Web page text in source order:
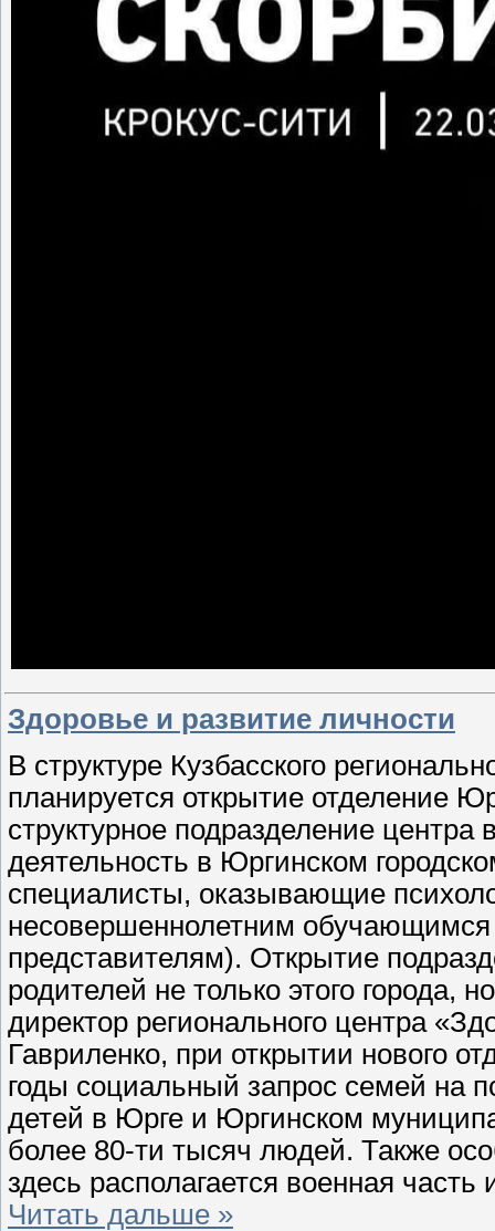
Здоровье и развитие личности
В структуре Кузбасского
планируется открытие отделение
структурное подразделение
деятельность в Юргинском
специалисты, оказывающие
несовершеннолетним обучающимся
представителям). Открытие
родителей не только этого города,
директор регионального центра
Гавриленко, при открытии нового
годы социальный запрос семей на
детей в Юрге и Юргинском
более 80-ти тысяч людей. Также
здесь располагается военная
Читать дальше »